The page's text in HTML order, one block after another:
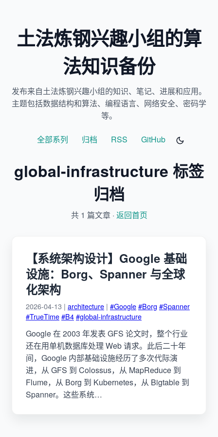
土法炼钢兴趣小组的算
法知识备份
发布来自土法炼钢兴趣小组的知识、笔记、进展和应用。
主题包括数据结构和算法、编程语言、网络安全、密码学
等。
全部系列 归档 RSS GitHub
global-infrastructure 标签
归档
共 1 篇文章 · 返回首页
【系统架构设计】Google 基础
设施：Borg、Spanner 与全球
化架构
2026-04-13 | architecture | #Google#Borg #Spanner
#TrueTime#B4#global-infrastructure
Google 在 2003 年发表 GFS 论文时，整个行业
还在用单机数据库处理 Web 请求。此后二十年
间，Google 内部基础设施经历了多次代际演
进，从 GFS 到 Colossus，从 MapReduce 到
Flume，从 Borg 到 Kubernetes，从 Bigtable 到
Spanner。这些系统…